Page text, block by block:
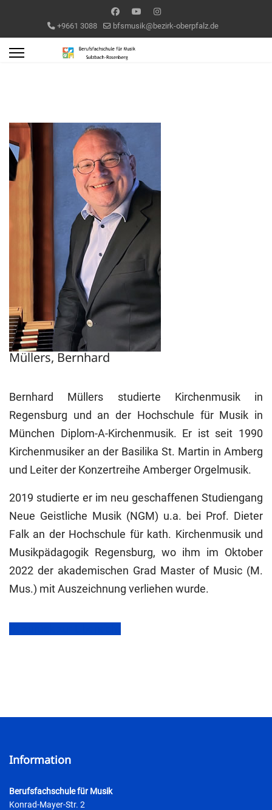
+9661 3088 bfsmusik@bezirk-oberpfalz.de
Müllers, Bernhard
Bernhard Müllers studierte Kirchenmusik in
Regensburg und an der Hochschule für Musik in
München Diplom-A-Kirchenmusik. Er ist seit 1990
Kirchenmusiker an der Basilika St. Martin in Amberg
und Leiter der Konzertreihe Amberger Orgelmusik.
2019 studierte er im neu geschaffenen Studiengang
Neue Geistliche Musik (NGM) u.a. bei Prof. Dieter
Falk an der Hochschule für kath. Kirchenmusik und
Musikpädagogik Regensburg, wo ihm im Oktober
2022 der akademischen Grad Master of Music (M.
Mus.) mit Auszeichnung verliehen wurde.
Information
Berufsfachschule für Musik
Konrad-Mayer-Str. 2